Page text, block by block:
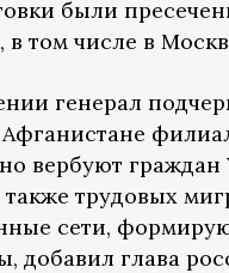
были
в том числе в
генерал
вербуют граждан
трудовых
сети,
добавил глава